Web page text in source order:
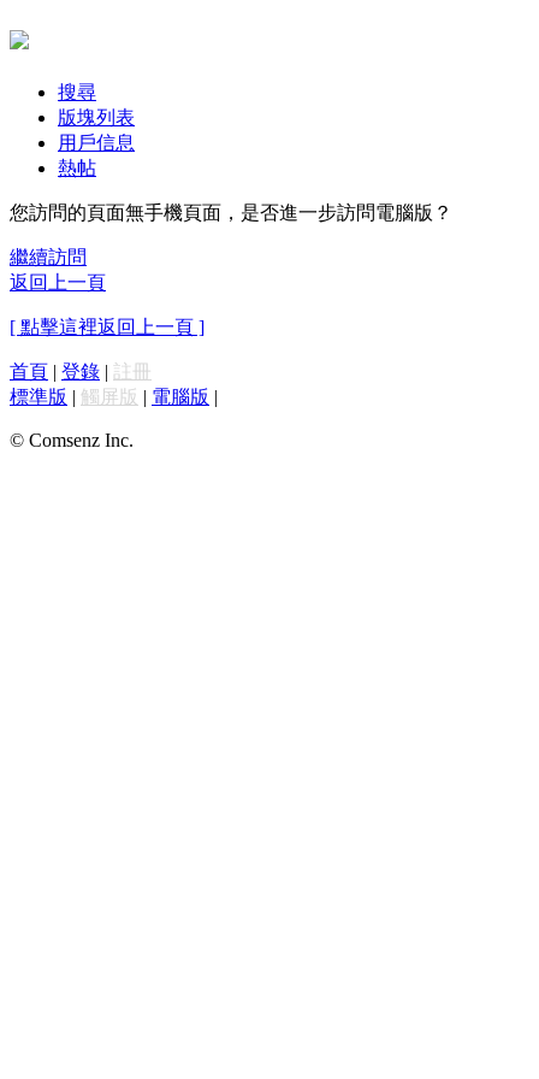
搜尋
版塊列表
用戶信息
熱帖
您訪問的頁面無手機頁面，是否進一步訪問電腦版？
繼續訪問
返回上一頁
[ 點擊這裡返回上一頁 ]
首頁 | 登錄 | 註冊
標準版 | 觸屏版 | 電腦版 |
© Comsenz Inc.